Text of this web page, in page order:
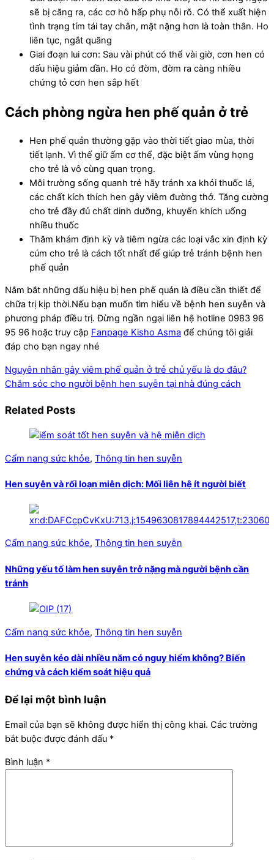
sẽ bị căng ra, các cơ hô hấp phụ nỗi rõ. Có thể xuất hiện
tình trạng tím tái tay chân, mặt nặng hơn là toàn thân. Ho
liên tục, ngắt quãng
Giai đoạn lui cơn: Sau vài phút có thể vài giờ, cơn hen có
dấu hiệu giảm dần. Ho có đờm, đờm ra càng nhiều
chứng tỏ cơn hen sắp hết
Cách phòng ngừa hen phế quản ở trẻ
Hen phế quản thường gặp vào thời tiết giao mùa, thời
tiết lạnh. Vì thế giữ ấm cơ thể, đặc biệt ấm vùng họng
cho trẻ là vô cùng quan trọng.
Môi trường sống quanh trẻ hãy tránh xa khói thuốc lá,
các chất kích thích hen gây viêm đường thở. Tăng cường
cho trẻ đầy đủ chất dinh dưỡng, khuyến khích uống
nhiều thuốc
Thăm khám định kỳ và tiêm ngừa các loại vắc xin định kỳ
cúm cho trẻ là cách tốt nhất để giúp trẻ tránh bệnh hen
phế quản
Nắm bắt những dấu hiệu bị hen phế quản là điều cần thiết để
chữa trị kịp thời.Nếu bạn muốn tìm hiểu về bệnh hen suyễn và
phương pháp điều trị. Đừng ngần ngại liên hệ hotline 0983 96
95 96 hoặc truy cập Fanpage Kisho Asma để chúng tôi giải
đáp cho bạn ngay nhé
Nguyên nhân gây viêm phế quản ở trẻ chủ yếu là do đâu?
Chăm sóc cho người bệnh hen suyễn tại nhà đúng cách
Related Posts
Cẩm nang sức khỏe, Thông tin hen suyễn
Hen suyễn và rối loạn miễn dịch: Mối liên hệ ít người biết
Cẩm nang sức khỏe, Thông tin hen suyễn
Những yếu tố làm hen suyễn trở nặng mà người bệnh cần
tránh
Cẩm nang sức khỏe, Thông tin hen suyễn
Hen suyễn kéo dài nhiều năm có nguy hiểm không? Biến
chứng và cách kiểm soát hiệu quả
Để lại một bình luận
Email của bạn sẽ không được hiển thị công khai. Các trường
bắt buộc được đánh dấu *
Bình luận *